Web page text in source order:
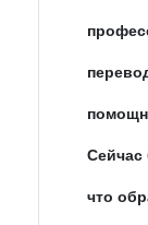
Сейчас
что